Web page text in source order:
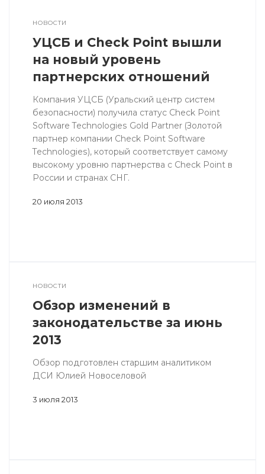
НОВОСТИ
УЦСБ и Check Point вышли
на новый уровень
партнерских отношений
Компания УЦСБ (Уральский центр систем
безопасности) получила статус Check Point
Software Technologies Gold Partner (Золотой
партнер компании Check Point Software
Technologies), который соответствует самому
высокому уровню партнерства с Check Point в
России и странах СНГ.
20 июля 2013
НОВОСТИ
Обзор изменений в
законодательстве за июнь
2013
Обзор подготовлен старшим аналитиком
ДСИ Юлией Новоселовой
3 июля 2013